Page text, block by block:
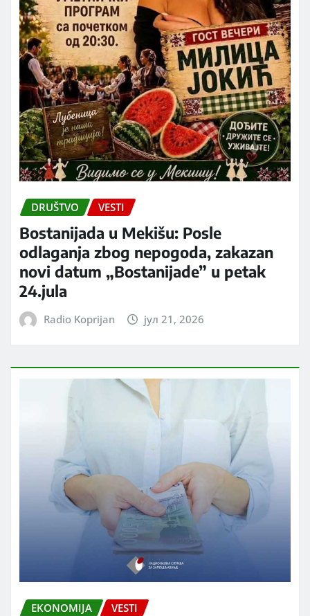
DRUŠTVO VESTI
Bostanijada u Mekišu: Posle
odlaganja zbog nepogoda, zakazan
novi datum „Bostanijade” u petak
24.jula
Radio Koprijan јул 21, 2026
EKONOMIJA VESTI